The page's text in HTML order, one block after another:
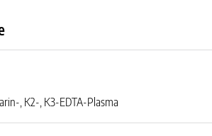
, K2-, K3-EDTA-Plasma